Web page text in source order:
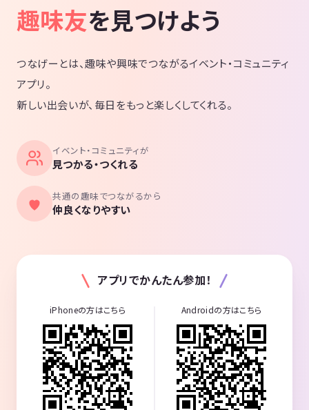
趣味友を見つけよう
つなげーとは、趣味や興味でつながるイベント・コミュニティ
アプリ。
新しい出会いが、毎日をもっと楽しくしてくれる。
イベント・コミュニティが
見つかる・つくれる
共通の趣味でつながるから
仲良くなりやすい
アプリでかんたん参加！
iPhoneの方はこちら Androidの方はこちら